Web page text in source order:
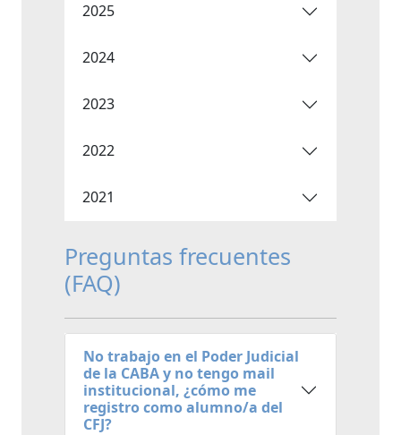
2025
2024
2023
2022
2021
Preguntas frecuentes
(FAQ)
No trabajo en el Poder Judicial
de la CABA y no tengo mail
institucional, ¿cómo me
registro como alumno/a del
CFJ?